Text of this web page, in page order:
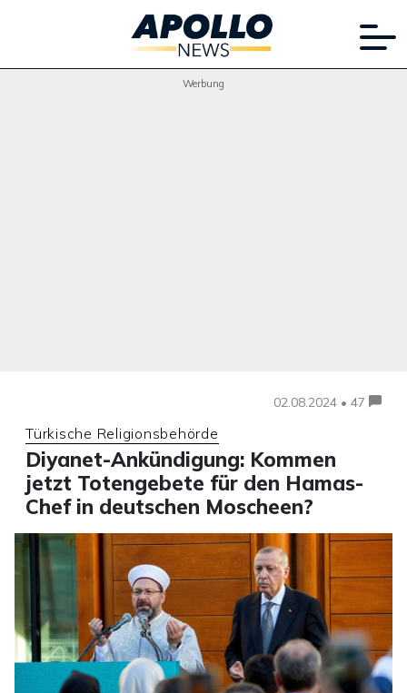
Werbung
02.08.2024 • 47
Türkische Religionsbehörde
Diyanet-Ankündigung: Kommen
jetzt Totengebete für den Hamas-
Chef in deutschen Moscheen?